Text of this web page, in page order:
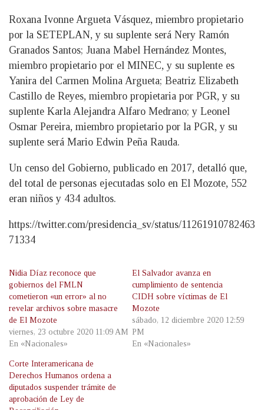
Roxana Ivonne Argueta Vásquez, miembro propietario
por la SETEPLAN, y su suplente será Nery Ramón
Granados Santos; Juana Mabel Hernández Montes,
miembro propietario por el MINEC, y su suplente es
Yanira del Carmen Molina Argueta; Beatriz Elizabeth
Castillo de Reyes, miembro propietaria por PGR, y su
suplente Karla Alejandra Alfaro Medrano; y Leonel
Osmar Pereira, miembro propietario por la PGR, y su
suplente será Mario Edwin Peña Rauda.
Un censo del Gobierno, publicado en 2017, detalló que,
del total de personas ejecutadas solo en El Mozote, 552
eran niños y 434 adultos.
https://twitter.com/presidencia_sv/status/11261910782463
71334
Nidia Díaz reconoce que
gobiernos del FMLN
cometieron «un error» al no
revelar archivos sobre masacre
de El Mozote
viernes, 23 octubre 2020 11:09 AM
En «Nacionales»
El Salvador avanza en
cumplimiento de sentencia
CIDH sobre víctimas de El
Mozote
sábado, 12 diciembre 2020 12:59
PM
En «Nacionales»
Corte Interamericana de
Derechos Humanos ordena a
diputados suspender trámite de
aprobación de Ley de